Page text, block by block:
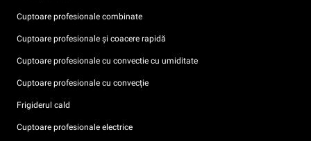
Cuptoare profesionale combinate
Cuptoare profesionale și coacere rapidă
Cuptoare profesionale cu convectie cu umiditate
Cuptoare profesionale cu convecție
Frigiderul cald
Cuptoare profesionale electrice